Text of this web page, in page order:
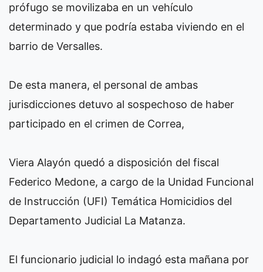
prófugo se movilizaba en un vehículo
determinado y que podría estaba viviendo en el
barrio de Versalles.
De esta manera, el personal de ambas
jurisdicciones detuvo al sospechoso de haber
participado en el crimen de Correa,
Viera Alayón quedó a disposición del fiscal
Federico Medone, a cargo de la Unidad Funcional
de Instrucción (UFI) Temática Homicidios del
Departamento Judicial La Matanza.
El funcionario judicial lo indagó esta mañana por